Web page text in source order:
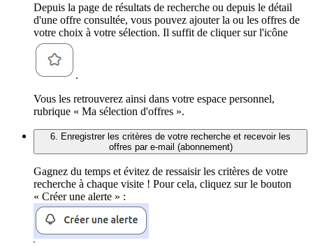
Depuis la page de résultats de recherche ou depuis le détail
d'une offre consultée, vous pouvez ajouter la ou les offres de
votre choix à votre sélection. Il suffit de cliquer sur l'icône
.
Vous les retrouverez ainsi dans votre espace personnel,
rubrique « Ma sélection d'offres ».
6. Enregistrer les critères de votre recherche et recevoir les
offres par e-mail (abonnement)
Gagnez du temps et évitez de ressaisir les critères de votre
recherche à chaque visite ! Pour cela, cliquez sur le bouton
« Créer une alerte » :